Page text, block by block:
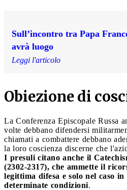
Sull’incontro tra Papa
avrà luogo
Leggi l'articolo
Obiezione di
La Conferenza Episcopale Russa
volte debbano difendersi
chiamati a combattere debbano
la loro coscienza discerne che
I presuli citano anche il
(2302-2317), che ammette il
legittima difesa e solo nel caso
determinate condizioni.